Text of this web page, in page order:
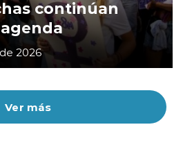
Ver más
continúan
2026